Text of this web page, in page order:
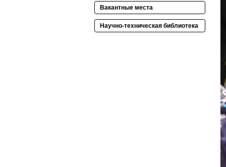
Вакантные места
Научно-техническая библиотека